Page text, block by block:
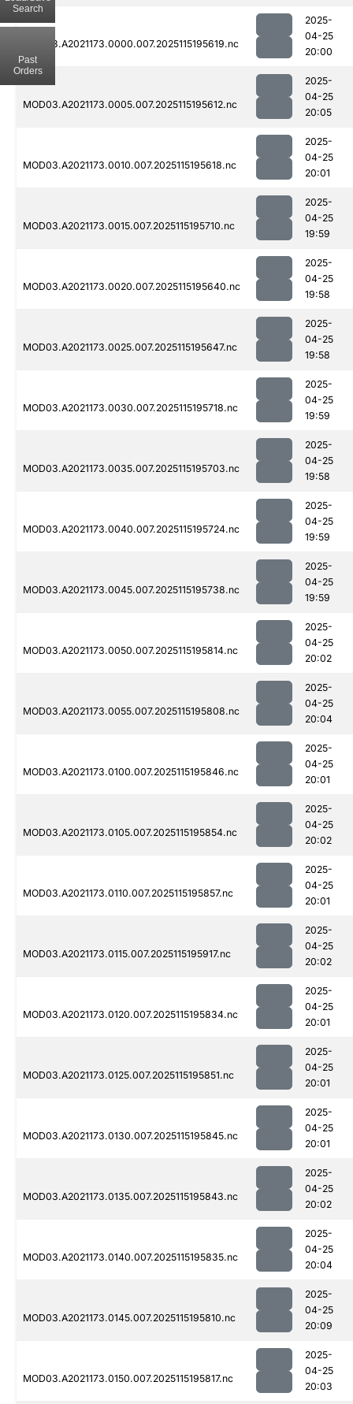
MOD03.A2021173.0000.007.2025115195619.nc
2025-
04-25
20:00
MOD03.A2021173.0005.007.2025115195612.nc
2025-
04-25
20:05
MOD03.A2021173.0010.007.2025115195618.nc
2025-
04-25
20:01
MOD03.A2021173.0015.007.2025115195710.nc
2025-
04-25
19:59
MOD03.A2021173.0020.007.2025115195640.nc
2025-
04-25
19:58
MOD03.A2021173.0025.007.2025115195647.nc
2025-
04-25
19:58
MOD03.A2021173.0030.007.2025115195718.nc
2025-
04-25
19:59
MOD03.A2021173.0035.007.2025115195703.nc
2025-
04-25
19:58
MOD03.A2021173.0040.007.2025115195724.nc
2025-
04-25
19:59
MOD03.A2021173.0045.007.2025115195738.nc
2025-
04-25
19:59
MOD03.A2021173.0050.007.2025115195814.nc
2025-
04-25
20:02
MOD03.A2021173.0055.007.2025115195808.nc
2025-
04-25
20:04
MOD03.A2021173.0100.007.2025115195846.nc
2025-
04-25
20:01
MOD03.A2021173.0105.007.2025115195854.nc
2025-
04-25
20:02
MOD03.A2021173.0110.007.2025115195857.nc
2025-
04-25
20:01
MOD03.A2021173.0115.007.2025115195917.nc
2025-
04-25
20:02
MOD03.A2021173.0120.007.2025115195834.nc
2025-
04-25
20:01
MOD03.A2021173.0125.007.2025115195851.nc
2025-
04-25
20:01
MOD03.A2021173.0130.007.2025115195845.nc
2025-
04-25
20:01
MOD03.A2021173.0135.007.2025115195843.nc
2025-
04-25
20:02
MOD03.A2021173.0140.007.2025115195835.nc
2025-
04-25
20:04
MOD03.A2021173.0145.007.2025115195810.nc
2025-
04-25
20:09
MOD03.A2021173.0150.007.2025115195817.nc
2025-
04-25
20:03
Search
Past
Orders